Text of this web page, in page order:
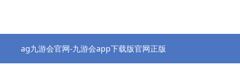
ag九游会官网-九游会app下载版官网正版